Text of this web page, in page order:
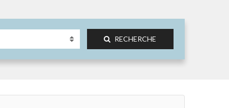
RECHERCHE